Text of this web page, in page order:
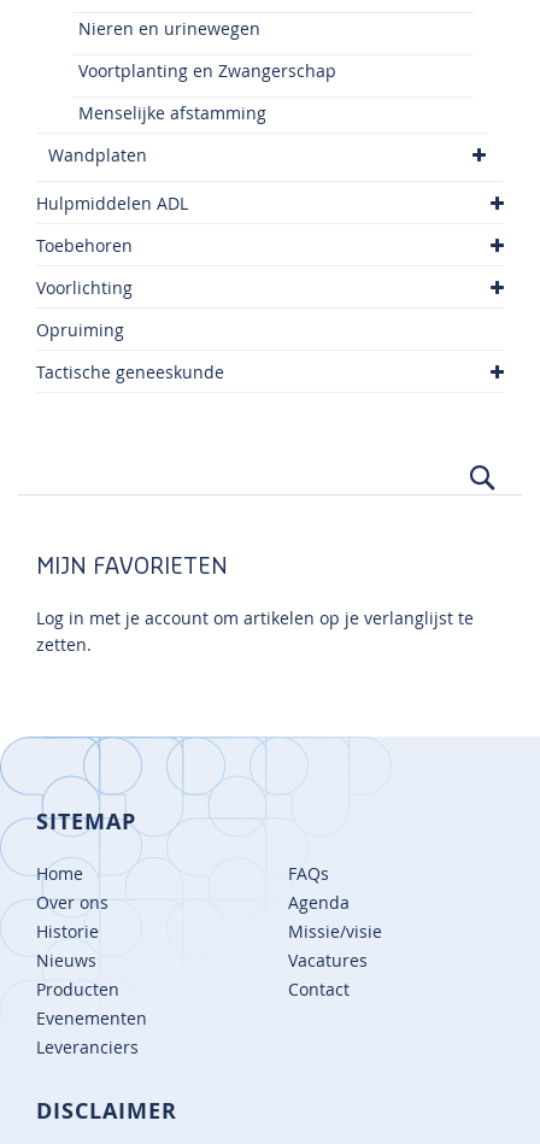
Nieren en urinewegen
Voortplanting en Zwangerschap
Menselijke afstamming
Wandplaten
Hulpmiddelen ADL
Toebehoren
Voorlichting
Opruiming
Tactische geneeskunde
MIJN FAVORIETEN
Log in met je account om artikelen op je verlanglijst te
zetten.
SITEMAP
Home
Over ons
Historie
Nieuws
Producten
Evenementen
Leveranciers
FAQs
Agenda
Missie/visie
Vacatures
Contact
DISCLAIMER